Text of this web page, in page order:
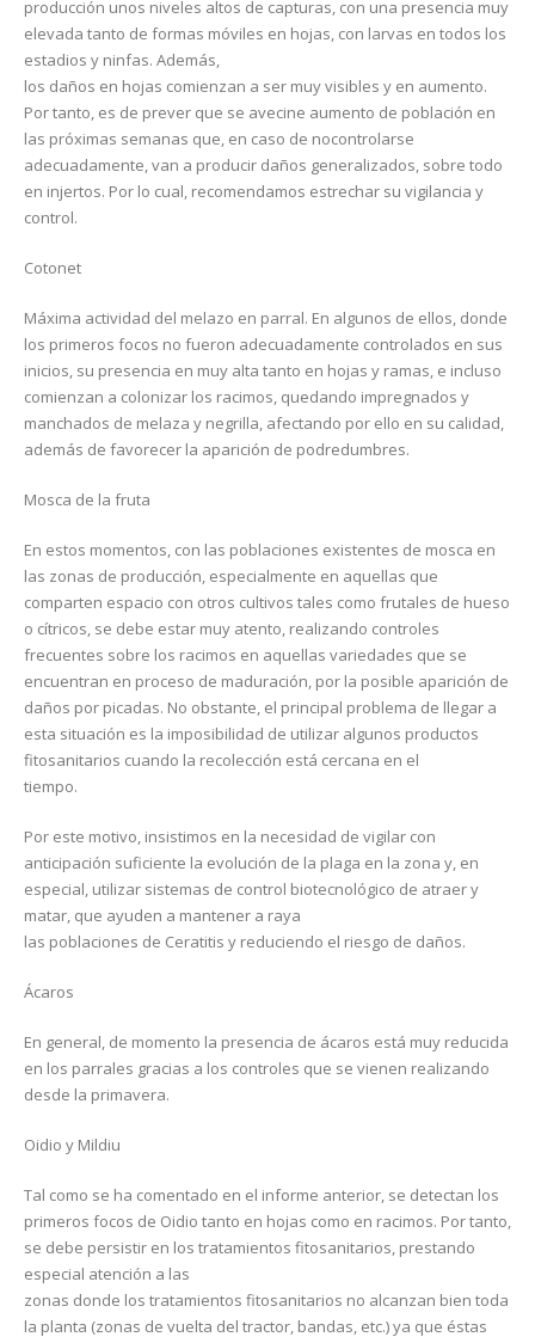
producción unos niveles altos de capturas, con una presencia muy
elevada tanto de formas móviles en hojas, con larvas en todos los
estadios y ninfas. Además,
los daños en hojas comienzan a ser muy visibles y en aumento.
Por tanto, es de prever que se avecine aumento de población en
las próximas semanas que, en caso de nocontrolarse
adecuadamente, van a producir daños generalizados, sobre todo
en injertos. Por lo cual, recomendamos estrechar su vigilancia y
control.
Cotonet
Máxima actividad del melazo en parral. En algunos de ellos, donde
los primeros focos no fueron adecuadamente controlados en sus
inicios, su presencia en muy alta tanto en hojas y ramas, e incluso
comienzan a colonizar los racimos, quedando impregnados y
manchados de melaza y negrilla, afectando por ello en su calidad,
además de favorecer la aparición de podredumbres.
Mosca de la fruta
En estos momentos, con las poblaciones existentes de mosca en
las zonas de producción, especialmente en aquellas que
comparten espacio con otros cultivos tales como frutales de hueso
o cítricos, se debe estar muy atento, realizando controles
frecuentes sobre los racimos en aquellas variedades que se
encuentran en proceso de maduración, por la posible aparición de
daños por picadas. No obstante, el principal problema de llegar a
esta situación es la imposibilidad de utilizar algunos productos
fitosanitarios cuando la recolección está cercana en el
tiempo.
Por este motivo, insistimos en la necesidad de vigilar con
anticipación suficiente la evolución de la plaga en la zona y, en
especial, utilizar sistemas de control biotecnológico de atraer y
matar, que ayuden a mantener a raya
las poblaciones de Ceratitis y reduciendo el riesgo de daños.
Ácaros
En general, de momento la presencia de ácaros está muy reducida
en los parrales gracias a los controles que se vienen realizando
desde la primavera.
Oidio y Mildiu
Tal como se ha comentado en el informe anterior, se detectan los
primeros focos de Oidio tanto en hojas como en racimos. Por tanto,
se debe persistir en los tratamientos fitosanitarios, prestando
especial atención a las
zonas donde los tratamientos fitosanitarios no alcanzan bien toda
la planta (zonas de vuelta del tractor, bandas, etc.) ya que éstas